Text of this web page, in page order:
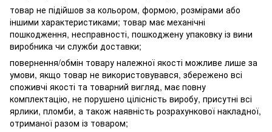
товар не підійшов за кольором, формою, розмірами або
іншими характеристиками; товар має механічні
пошкодження, несправності, пошкоджену упаковку із вини
виробника чи служби доставки;
повернення/обмін товару належної якості можливе лише за
умови, якщо товар не використовувався, збережено всі
споживчі якості та товарний вигляд, має повну
комплектацію, не порушено цілісність виробу, присутні всі
ярлики, пломби, а також наявність розрахункової накладної,
отриманої разом із товаром;